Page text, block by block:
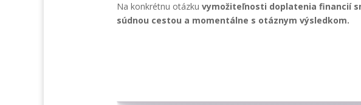
Na konkrétnu otázku vymožiteľnosti doplatenia financií
súdnou cestou a momentálne s otáznym výsledkom.